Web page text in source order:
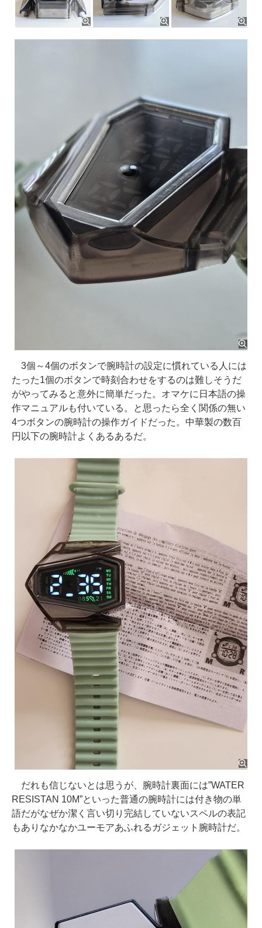
3個～4個のボタンで腕時計の設定に慣れている人には
たった1個のボタンで時刻合わせをするのは難しそうだ
がやってみると意外に簡単だった。オマケに日本語の操
作マニュアルも付いている。と思ったら全く関係の無い
4つボタンの腕時計の操作ガイドだった。中華製の数百
円以下の腕時計よくあるあるだ。
だれも信じないとは思うが、腕時計裏面には”WATER
RESISTAN 10M”といった普通の腕時計には付き物の単
語だがなぜか潔く言い切り完結していないスペルの表記
もありなかなかユーモアあふれるガジェット腕時計だ。